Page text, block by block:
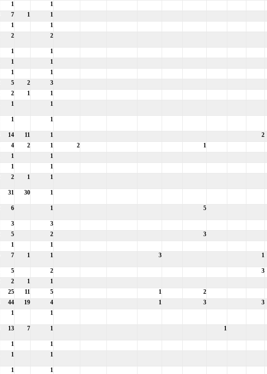
1
1
7 1
1
1
1
2 2
1
1
1
1
1
1
5 2
3
2 1
1
1 1
1 1
14 11 1
2
4 2 1 2
1
1
1
1
1
2 1 1
31 30 1
6 1 5
3
3
5 2
3
1
1
7 1 1 3 1
5 2
3
2 1
1
25 11 5 1
2
44 19 4 1 3
3
1 1
13 7 1 1
1
1
1 1
1
1